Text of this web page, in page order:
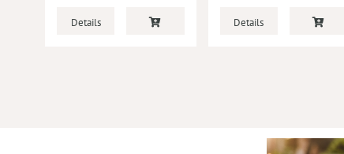
Details Details